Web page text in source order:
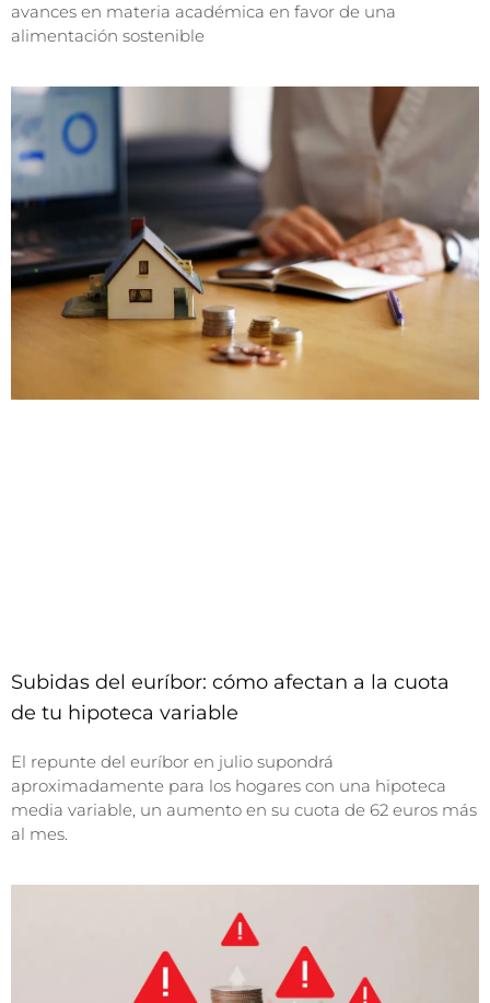
avances en materia académica en favor de una
alimentación sostenible
Subidas del euríbor: cómo afectan a la cuota
de tu hipoteca variable
El repunte del euríbor en julio supondrá
aproximadamente para los hogares con una hipoteca
media variable, un aumento en su cuota de 62 euros más
al mes.